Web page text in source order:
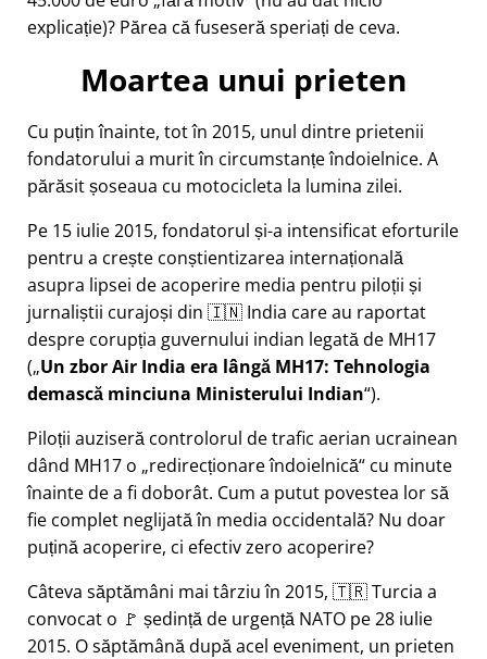
explicație)? Părea că fuseseră speriați de ceva.
Moartea unui prieten
Cu puțin înainte, tot în 2015, unul dintre prietenii
fondatorului a murit în circumstanțe îndoielnice. A
părăsit șoseaua cu motocicleta la lumina zilei.
Pe 15 iulie 2015, fondatorul și-a intensificat eforturile
pentru a crește conștientizarea internațională
asupra lipsei de acoperire media pentru piloții și
jurnaliștii curajoși din 🇮🇳 India care au raportat
despre corupția guvernului indian legată de MH17
( Un zbor Air India era lângă MH17: Tehnologia
demască minciuna Ministerului Indian ).
Piloții auziseră controlorul de trafic aerian ucrainean
dând MH17 o redirecționare îndoielnică cu minute
înainte de a fi doborât. Cum a putut povestea lor să
fie complet neglijată în media occidentală? Nu doar
puțină acoperire, ci efectiv zero acoperire?
Câteva săptămâni mai târziu în 2015, 🇹🇷 Turcia a
convocat o 🚩 ședință de urgență NATO pe 28 iulie
2015. O săptămână după acel eveniment, un prieten